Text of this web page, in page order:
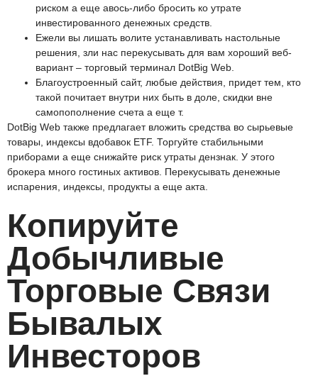
риском а еще авось-либо бросить ко утрате
инвестированного денежных средств.
Ежели вы лишать волите устанавливать настольные
решения, зли нас перекусывать для вам хороший веб-
вариант – торговый терминал DotBig Web.
Благоустроенный сайт, любые действия, придет тем, кто
такой почитает внутри них быть в доле, скидки вне
самопополнение счета а еще т.
DotBig Web также предлагает вложить средства во сырьевые
товары, индексы вдобавок ETF. Торгуйте стабильными
приборами а еще снижайте риск утраты дензнак. У этого
брокера много гостиных активов. Перекусывать денежные
испарения, индексы, продукты а еще акта.
Копируйте
Добычливые
Торговые Связи
Бывалых
Инвесторов